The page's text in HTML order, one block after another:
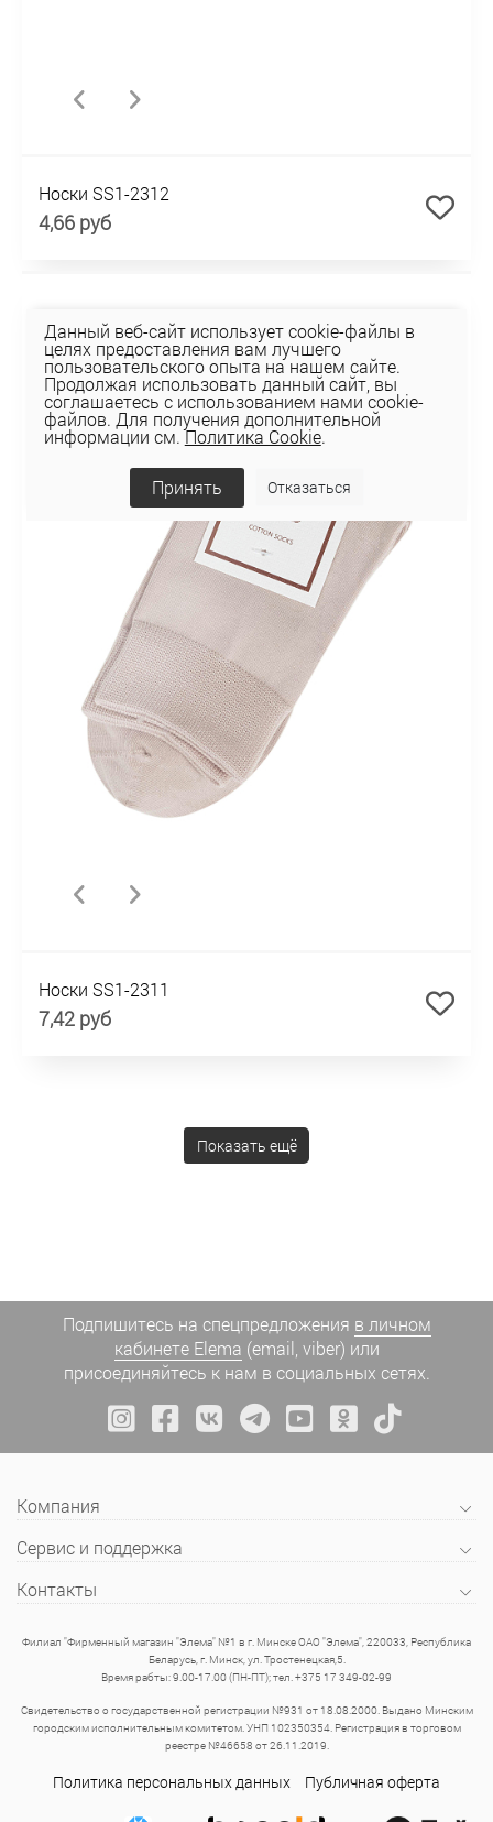
Носки SS1-2312
4,66 руб
Носки SS1-2311
7,42 руб
Показать ещё
Подпишитесь на спецпредложения в личном
кабинете Elema (email, viber) или
присоединяйтесь к нам в социальных сетях.
Компания
Сервис и поддержка
Контакты
Филиал "Фирменный магазин "Элема" №1 в г. Минске ОАО "Элема", 220033, Республика
Беларусь, г. Минск, ул. Тростенецкая,5.
Время рабты: 9.00-17.00 (ПН-ПТ); тел. +375 17 349-02-99
Свидетельство о государственной регистрации №931 от 18.08.2000. Выдано Минским
городским исполнительным комитетом. УНП 102350354. Регистрация в торговом
реестре №46658 от 26.11.2019.
Политика персональных данных Публичная оферта
Данный веб-сайт использует cookie-файлы в
целях предоставления вам лучшего
пользовательского опыта на нашем сайте.
Продолжая использовать данный сайт, вы
соглашаетесь с использованием нами cookie-
файлов. Для получения дополнительной
информации см.Политика Cookie.
Принять Отказаться